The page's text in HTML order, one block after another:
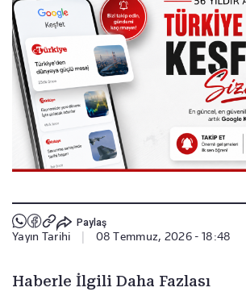
Paylaş
Yayın Tarihi 08 Temmuz, 2026 - 18:48
Haberle İlgili Daha Fazlası